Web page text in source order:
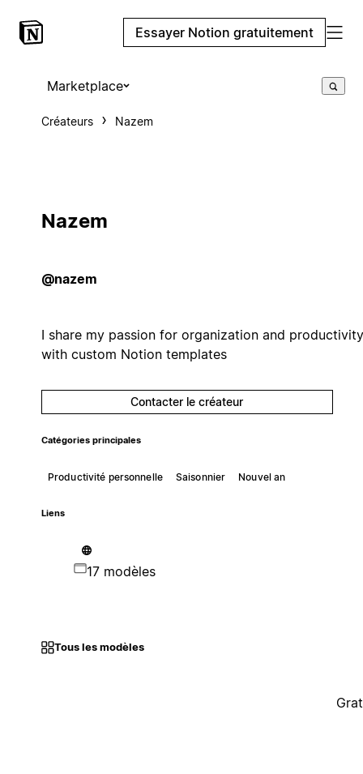
Essayer Notion gratuitement
Marketplace
Créateurs Nazem
Nazem
@nazem
I share my passion for organization and productivity
with custom Notion templates
Contacter le créateur
Catégories principales
Productivité personnelle Saisonnier Nouvel an
Liens
17 modèles
Tous les modèles